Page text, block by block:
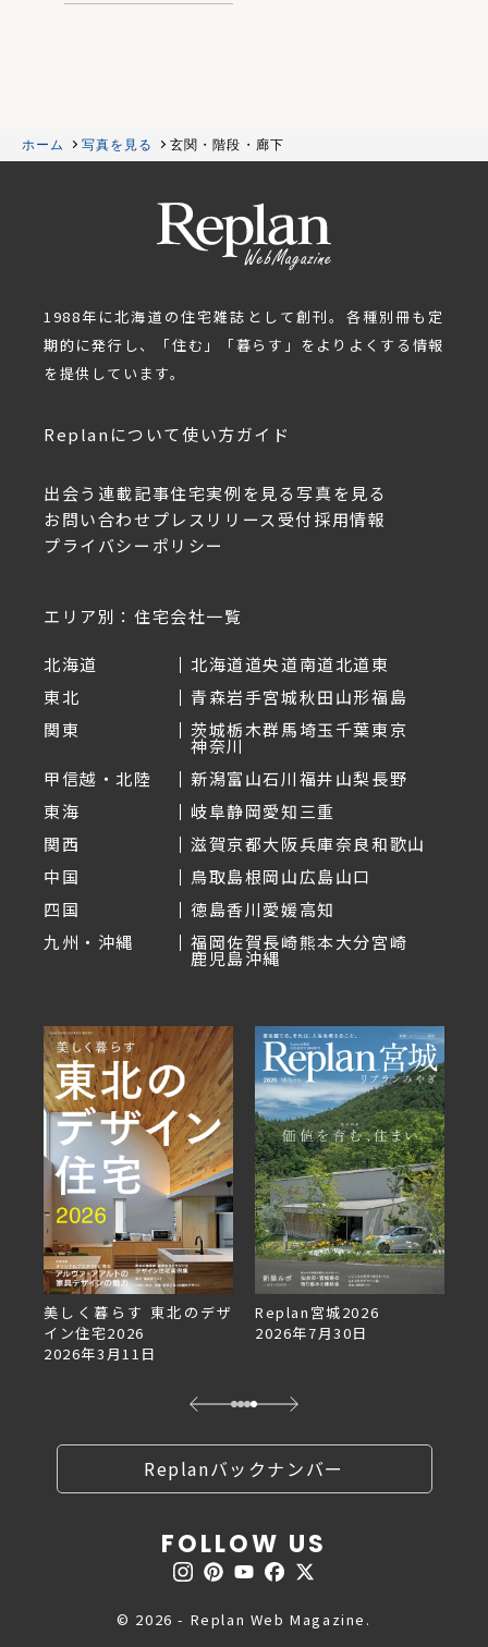
ホーム 写真を見る 玄関・階段・廊下
1988年に北海道の住宅雑誌として創刊。各種別冊も定
期的に発行し、「住む」「暮らす」をよりよくする情報
を提供しています。
Replanについて使い方ガイド
出会う 連載記事住宅実例を見る写真を見る
お問い合わせ プレスリリース受付採用情報
プライバシーポリシー
エリア別：住宅会社一覧
北海道 北海道道央道南道北道東
東北
青森岩手宮城秋田山形福島
関東
茨城栃木群馬埼玉千葉東京
神奈川
甲信越・北陸
新潟富山石川福井山梨長野
東海
岐阜静岡愛知三重
関西
滋賀京都大阪兵庫奈良和歌山
中国
鳥取島根岡山広島山口
四国
徳島香川愛媛高知
九州・沖縄
福岡佐賀長崎熊本大分宮崎
鹿児島沖縄
美しく暮らす 東北のデザ
イン住宅2026
2026年3月11日
Replan宮城2026
2026年7月30日
Replanバックナンバー
FOLLOW US
© 2026 - Replan Web Magazine.